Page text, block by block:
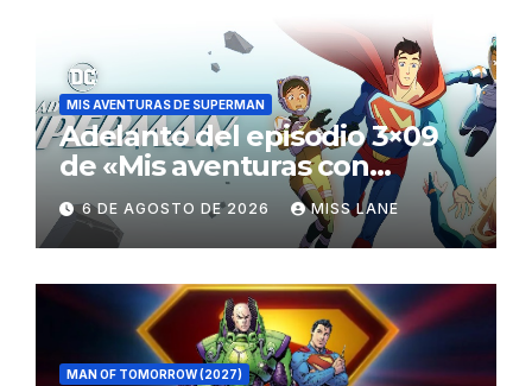
MIS AVENTURAS DE SUPERMAN
Adelanto del episodio 3×09
de «Mis aventuras con
Superman»
6 DE AGOSTO DE 2026 MISS LANE
MAN OF TOMORROW (2027)